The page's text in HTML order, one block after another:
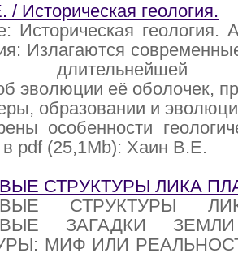
Историческая геология.
Историческая
Излагаются
эволюции её оболочек,
образовании и
особенности
в pdf (25,1Mb): Хаин В.Е.
СТРУКТУРЫ ЛИКА
СТРУКТУРЫ
ЗАГАДКИ
МИФ ИЛИ